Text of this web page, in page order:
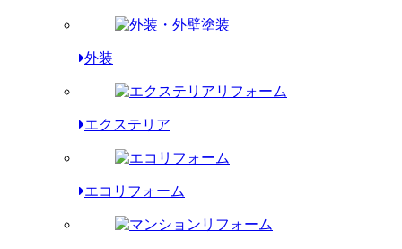
外装
エクステリア
エコリフォーム